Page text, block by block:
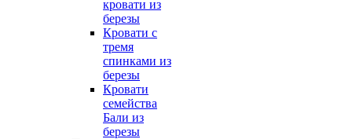
кровати из
березы
Кровати с
тремя
спинками из
березы
Кровати
семейства
Бали из
березы